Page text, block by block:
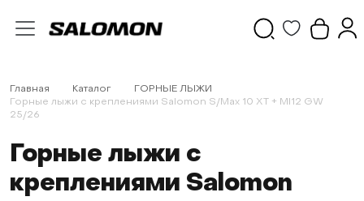
Главная Каталог
ГОРНЫЕ ЛЫЖИ
Горные лыжи с креплениями Salomon S/Max 10 XT + MI12 GW
25/26
Горные лыжи с
креплениями Salomon